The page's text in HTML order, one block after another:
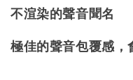
不渲染的聲音聞名
極佳的聲音包覆感